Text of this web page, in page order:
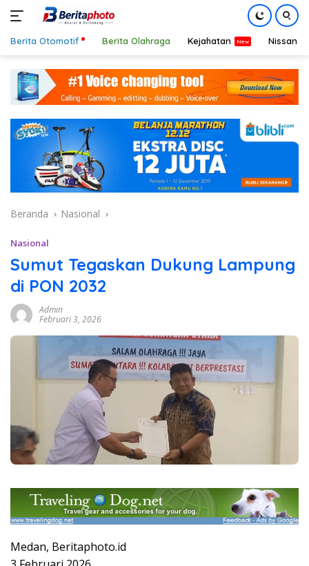
konten
Berita Otomotif Berita Olahraga Kejahatan Nissan
Beranda Nasional
Nasional
Sumut Tegaskan Dukung Lampung
di PON 2032
Admin
Februari 3, 2026
Medan, Beritaphoto.id